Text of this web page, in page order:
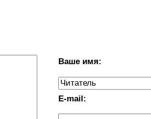
Ваше имя:
E-mail: